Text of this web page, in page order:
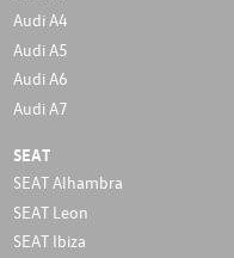
Audi A4
Audi A5
Audi A6
Audi A7
SEAT
SEAT Alhambra
SEAT Leon
SEAT Ibiza